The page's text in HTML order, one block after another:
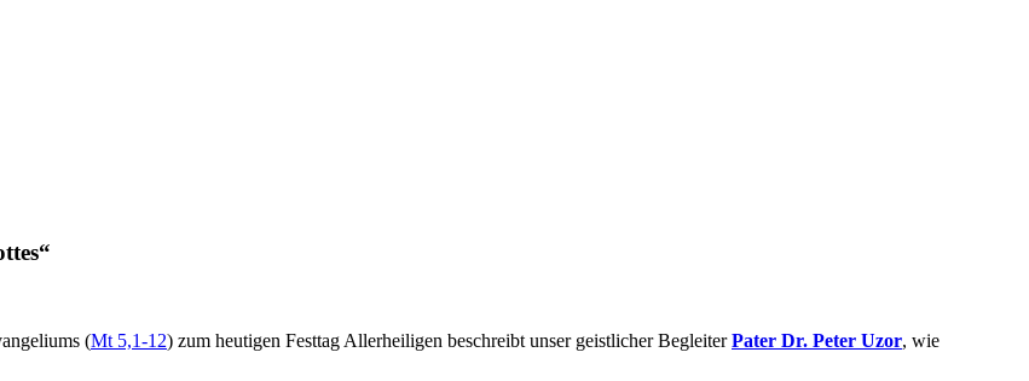
(Mt 5,1-12) zum heutigen Festtag Allerheiligen beschreibt unser geistlicher BegleiterPater Dr. Peter Uzor, wie